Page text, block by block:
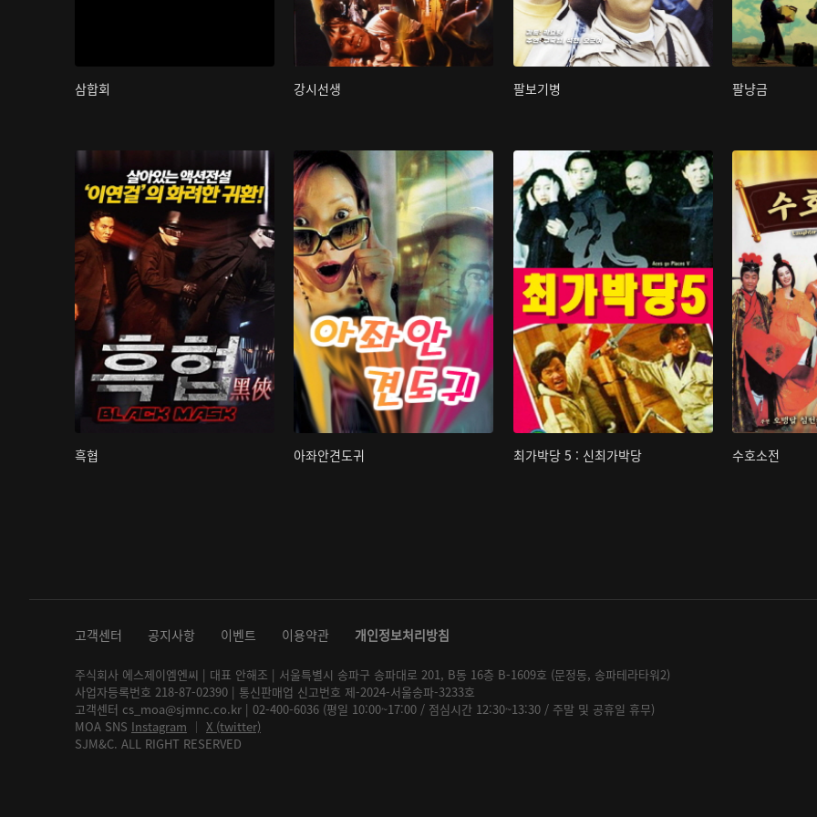
삼합회 강시선생 팔보기병 팔냥금
흑협 아좌안견도귀 최가박당 5 : 신최가박당 수호소전
고객센터 공지사항 이벤트 이용약관 개인정보처리방침
주식회사 에스제이엠엔씨 | 대표 안해조 | 서울특별시 송파구 송파대로 201, B동 16층 B-1609호 (문정동, 송파테라타워2)
사업자등록번호 218-87-02390 | 통신판매업 신고번호 제-2024-서울송파-3233호
고객센터 cs_moa@sjmnc.co.kr | 02-400-6036 (평일 10:00~17:00 / 점심시간 12:30~13:30 / 주말 및 공휴일 휴무)
MOA SNS Instagram │ X (twitter)
SJM&C. ALL RIGHT RESERVED